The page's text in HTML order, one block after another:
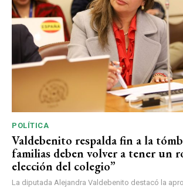
POLÍTICA
Valdebenito respalda fin a la
familias deben volver a tener un
elección del colegio”
La diputada Alejandra Valdebenito destacó la